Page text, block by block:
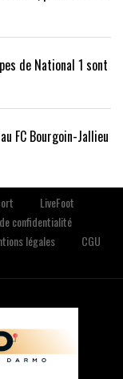
de National 1 sont
FC Bourgoin-Jallieu
LiveFoot
confidentialité
légales
CGU